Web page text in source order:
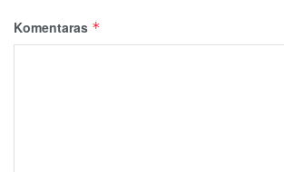
Komentaras *